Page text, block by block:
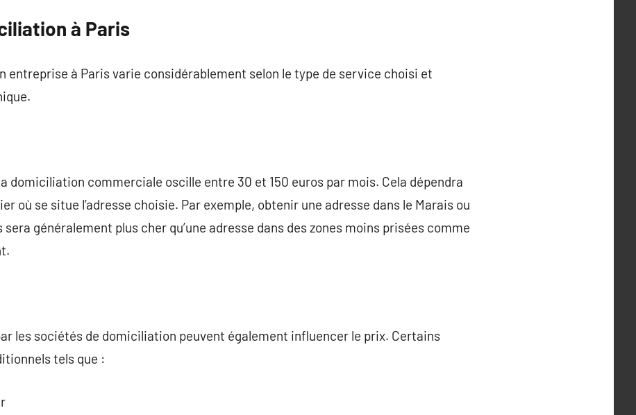
à Paris
entreprise à Paris varie considérablement selon le type de service choisi et
domiciliation commerciale oscille entre 30 et 150 euros par mois. Cela dépendra
où se situe l’adresse choisie. Par exemple, obtenir une adresse dans le Marais ou
généralement plus cher qu’une adresse dans des zones moins prisées comme
les sociétés de domiciliation peuvent également influencer le prix. Certains
tels que :